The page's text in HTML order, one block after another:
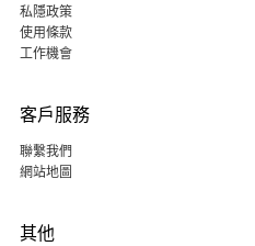
私隱政策
使用條款
工作機會
客戶服務
聯繫我們
網站地圖
其他